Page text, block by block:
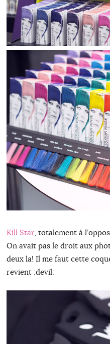
Kill Star, totalement à
On avait pas le droit aux
deux la! Il me faut cette
revient :devil: